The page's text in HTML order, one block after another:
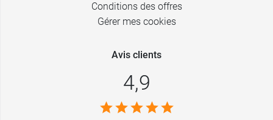
Conditions des offres
Gérer mes cookies
Avis clients
4,9